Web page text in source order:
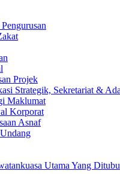
Projek
Strategik, Sekretariat &
Maklumat
Korporat
Asnaf
Utama Yang